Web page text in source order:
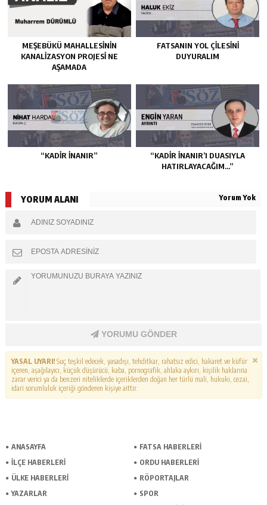
MEŞEBÜKÜ MAHALLESİNİN
KANALİZASYON PROJESİ NE
AŞAMADA
FATSANIN YOL ÇİLESİNİ
DUYURALIM
“KADIR İNANIR”
“KADIR İNANIR’I DUASIYLA
HATIRLAYACAĞIM…”
YORUM ALANI Yorum Yok
YORUMU GÖNDER
YASAL UYARI!Suç teşkil edecek, yasadışı, tehditkar, rahatsız edici, hakaret ve küfür
içeren, aşağılayıcı, küçük düşürücü, kaba, pornografik, ahlaka aykırı, kişilik haklarına
zarar verici ya da benzeri niteliklerde içeriklerden doğan her türlü mali, hukuki, cezai,
idari sorumluluk içeriği gönderen kişiye aittir.
ANASAYFA
FATSA HABERLERI
İLÇE HABERLERI
ORDU HABERLERI
ÜLKE HABERLERI
RÖPORTAJLAR
YAZARLAR
SPOR